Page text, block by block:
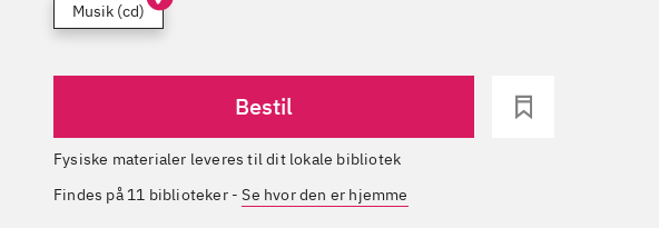
Musik (cd)
Bestil
Fysiske materialer leveres til dit lokale bibliotek
Findes på 11 biblioteker-Se hvor den er hjemme